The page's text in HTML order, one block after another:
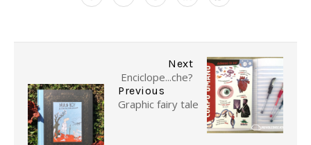
Next
Enciclope...che?
Previous
Graphic fairy tale